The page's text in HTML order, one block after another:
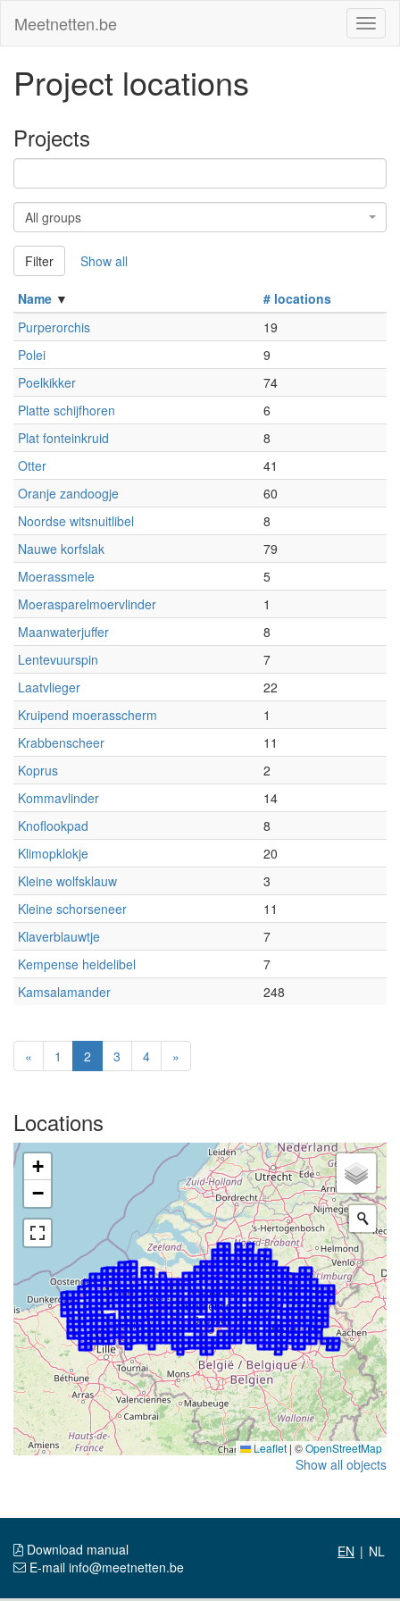
Meetnetten.be
Project locations
Projects
ID
Group
All groups
Filter Show all
Name
# locations
Purperorchis
19
Polei
9
Poelkikker
74
Platte schijfhoren
6
Plat fonteinkruid
8
Otter
41
Oranje zandoogje
60
Noordse witsnuitlibel
8
Nauwe korfslak
79
Moerassmele
5
Moerasparelmoervlinder
1
Maanwaterjuffer
8
Lentevuurspin
7
Laatvlieger
22
Kruipend moerasscherm
1
Krabbenscheer
11
Koprus
2
Kommavlinder
14
Knoflookpad
8
Klimopklokje
20
Kleine wolfsklauw
3
Kleine schorseneer
11
Klaverblauwtje
7
Kempense heidelibel
7
Kamsalamander
248
« 1 2 3 4 »
Locations
+
−
Leaflet | ©OpenStreetMap
Show all objects
|
Download manual
E-mail info@meetnetten.be